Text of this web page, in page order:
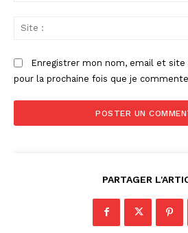
Enregistrer mon nom, email et site
pour la prochaine fois que je
PARTAGER